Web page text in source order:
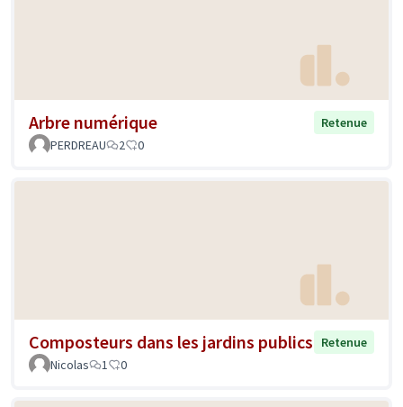
Arbre numérique
Retenue
PERDREAU
2 0
Composteurs dans les jardins publics
Retenue
Nicolas
1 0